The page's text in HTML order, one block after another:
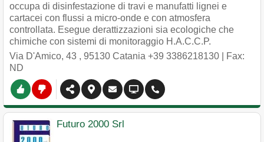
occupa di disinfestazione di travi e manufatti lignei e
cartacei con flussi a micro-onde e con atmosfera
controllata. Esegue derattizzazioni sia ecologiche che
chimiche con sistemi di monitoraggio H.A.C.C.P.
Via D'Amico, 43 , 95130 Catania +39 3386218130 | Fax:
ND
Futuro 2000 Srl